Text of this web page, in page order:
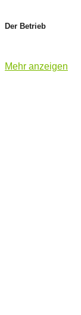
Der Betrieb
Mehr anzeigen